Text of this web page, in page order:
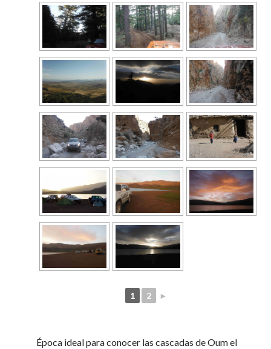
1 2 ►
Época ideal para conocer las cascadas de Oum el